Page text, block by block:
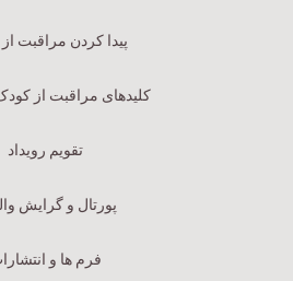
پیدا کردن مراقبت
کلیدهای مراقبت از
تقویم رویداد
پورتال و گرایش
فرم ها و